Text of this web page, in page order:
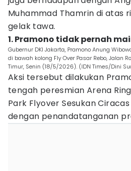
Muhammad Thamrin di atas
gelak tawa.
1. Pramono tidak pernah
Gubernur DKI Jakarta, Pramono Anung
di bawah kolong Fly Over Pasar Rebo, Jalan
Timur, Senin (18/5/2026). (IDN Times/Dini
Aksi tersebut dilakukan
tengah peresmian Arena
Park Flyover Sesukan
dengan penandatanganan